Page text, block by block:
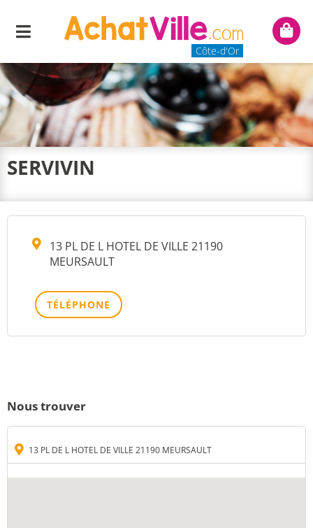
Menu
Côte-d'Or
Mon
SERVIVIN
13 PL DE L HOTEL DE VILLE 21190
MEURSAULT
TÉLÉPHONE
Nous trouver
13 PL DE L HOTEL DE VILLE 21190 MEURSAULT